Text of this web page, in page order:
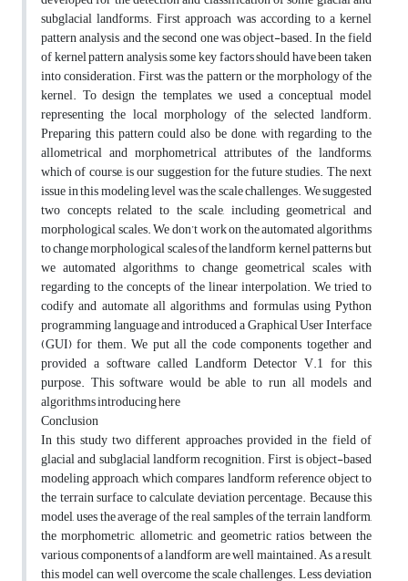
subglacial landforms. First approach was according to a kernel
pattern analysis and the second one was object-based. In the field
of kernel pattern analysis, some key factors should have been taken
into consideration. First, was the pattern or the morphology of the
kernel. To design the templates, we used a conceptual model
representing the local morphology of the selected landform.
Preparing this pattern could also be done, with regarding to the
allometrical and morphometrical attributes of the landforms,
which of course, is our suggestion for the future studies. The next
issue in this modeling level was, the scale challenges. We suggested
two concepts related to the scale, including geometrical and
morphological scales. We don’t work on the automated algorithms
to change morphological scales of the landform kernel patterns, but
we automated algorithms to change geometrical scales with
regarding to the concepts of the linear interpolation. We tried to
codify and automate all algorithms and formulas using Python
programming language and introduced a Graphical User Interface
(GUI) for them. We put all the code components together and
provided a software called Landform Detector V.1 for this
purpose. This software would be able to run all models and
algorithms introducing here
Conclusion
In this study two different approaches provided in the field of
glacial and subglacial landform recognition. First is object-based
modeling approach, which compares landform reference object to
the terrain surface to calculate deviation percentage. Because this
model, uses the average of the real samples of the terrain landform,
the morphometric, allometric, and geometric ratios between the
various components of a landform are well maintained. As a result,
this model can well overcome the scale challenges. Less deviation